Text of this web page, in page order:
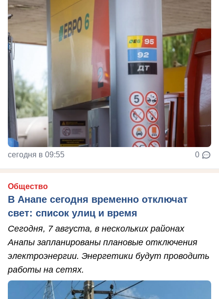
сегодня в 09:55 0
Общество
В Анапе сегодня временно отключат
свет: список улиц и время
Сегодня, 7 августа, в нескольких районах
Анапы запланированы плановые отключения
электроэнергии. Энергетики будут проводить
работы на сетях.